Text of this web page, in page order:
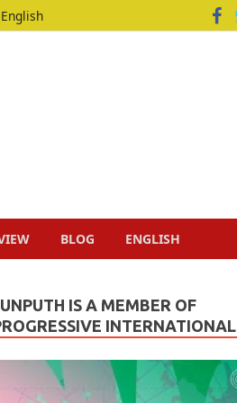
English
BLOG ENGLISH
IS A MEMBER OF
INTERNATIONAL